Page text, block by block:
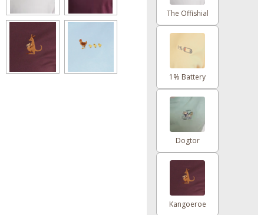
The Offishial
1% Battery
Dogtor
Kangoeroe